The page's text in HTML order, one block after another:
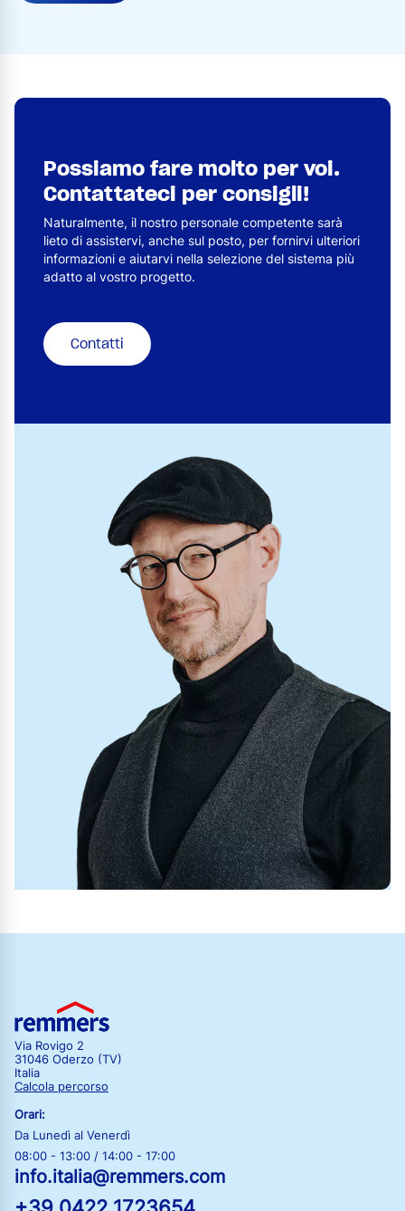
Possiamo fare molto per voi.
Contattateci per consigli!
Naturalmente, il nostro personale competente sarà
lieto di assistervi, anche sul posto, per fornirvi ulteriori
informazioni e aiutarvi nella selezione del sistema più
adatto al vostro progetto.
Contatti
Via Rovigo 2
31046 Oderzo (TV)
Italia
Calcola percorso
Orari:
Da Lunedì al Venerdì
08:00 - 13:00 / 14:00 - 17:00
info.italia@remmers.com